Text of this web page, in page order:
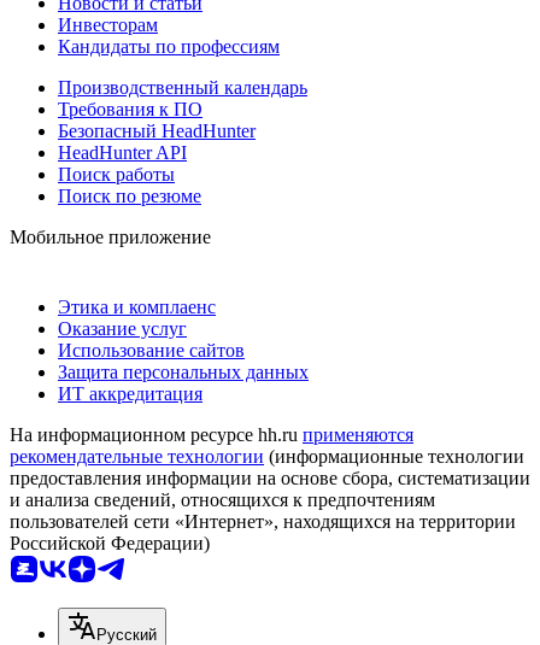
Инвесторам
Кандидаты по профессиям
Производственный календарь
Требования к ПО
Безопасный HeadHunter
HeadHunter API
Поиск работы
Поиск по резюме
Мобильное приложение
Этика и комплаенс
Оказание услуг
Использование сайтов
Защита персональных данных
ИТ аккредитация
На информационном ресурсе hh.ru применяются
рекомендательные технологии (информационные технологии
предоставления информации на основе сбора, систематизации
и анализа сведений, относящихся к предпочтениям
пользователей сети «Интернет», находящихся на территории
Российской Федерации)
Русский